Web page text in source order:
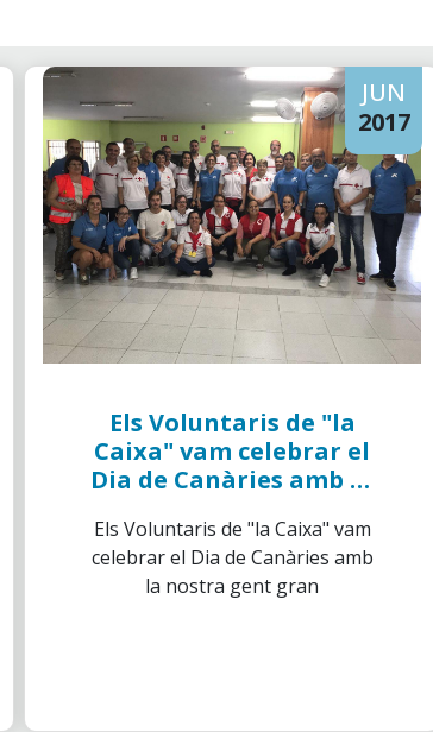
JUN
2017
Els Voluntaris de "la
Caixa" vam celebrar el
Dia de Canàries amb la
Els Voluntaris de "la Caixa" vam
celebrar el Dia de Canàries amb
la nostra gent gran